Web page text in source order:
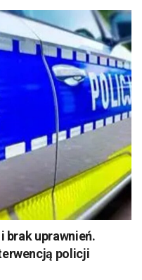
brak uprawnień.
policji